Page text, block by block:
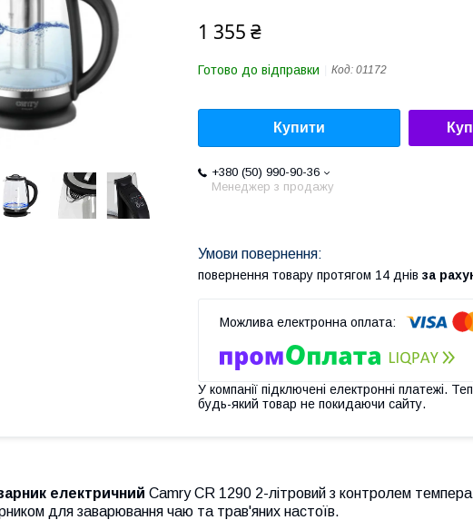
1 355 ₴
Готово до відправки Код: 01172
Купити
+380 (50) 990-90-36
Менеджер з продажу
повернення товару протягом 14 днів за
У компанії підключені електронні платежі.
будь-який товар не покидаючи сайту.
електричний Camry CR 1290 2-літровий з контролем
для заварювання чаю та трав'яних настоїв.